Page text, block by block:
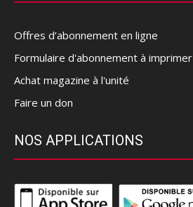
Offres d’abonnement en ligne
Formulaire d'abonnement à imprimer
Achat magazine à l'unité
Faire un don
NOS APPLICATIONS